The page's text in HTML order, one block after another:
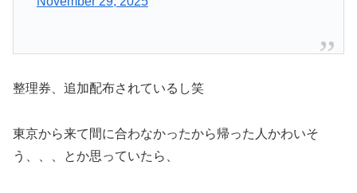
整理券、追加配布されているし笑
東京から来て間に合わなかったから帰った人かわいそ
う、、、とか思っていたら、